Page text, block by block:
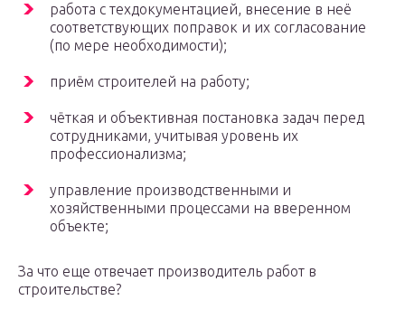
работа с техдокументацией, внесение в неё
соответствующих поправок и их согласование
(по мере необходимости);
приём строителей на работу;
чёткая и объективная постановка задач перед
сотрудниками, учитывая уровень их
профессионализма;
управление производственными и
хозяйственными процессами на вверенном
объекте;
За что еще отвечает производитель работ в
строительстве?